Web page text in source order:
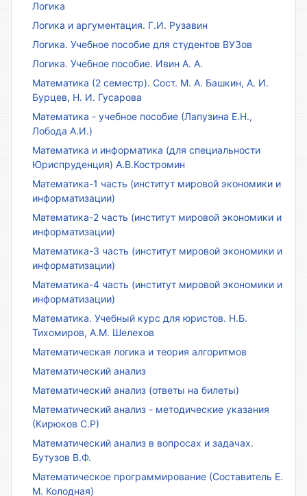
Логика
Логика и аргументация. Г.И. Рузавин
Логика. Учебное пособие для студентов ВУЗов
Логика. Учебное пособие. Ивин А. А.
Математика (2 семестр). Сост. М. А. Башкин, А. И.
Бурцев, Н. И. Гусарова
Математика - учебное пособие (Лапузина Е.Н.,
Лобода А.И.)
Математика и информатика (для специальности
Юриспруденция) А.В.Костромин
Математика-1 часть (институт мировой экономики и
информатизации)
Математика-2 часть (институт мировой экономики и
информатизации)
Математика-3 часть (институт мировой экономики и
информатизации)
Математика-4 часть (институт мировой экономики и
информатизации)
Математика. Учебный курс для юристов. Н.Б.
Тихомиров, А.М. Шелехов
Математическая логика и теория алгоритмов
Математический анализ
Математический анализ (ответы на билеты)
Математический анализ - методические указания
(Кирюков С.Р)
Математический анализ в вопросах и задачах.
Бутузов В.Ф.
Математическое программирование (Составитель Е.
М. Колодная)